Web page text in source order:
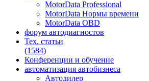
MotorData Professional
MotorData Нормы времени
MotorData OBD
форум автодиагностов
Тех. статьи
(1584)
Конференции и обучение
автоматизация автобизнеса
Автодилер